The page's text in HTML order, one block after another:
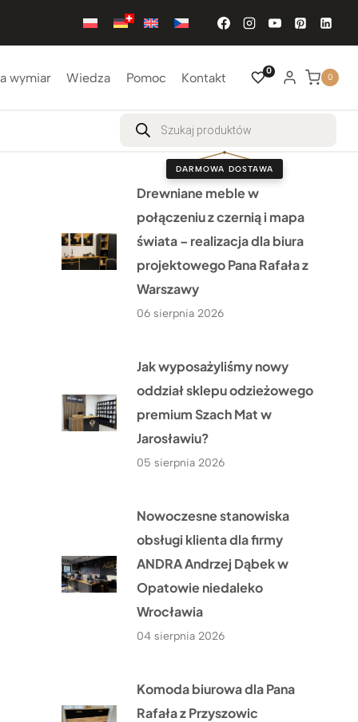
wymiar Wiedza Pomoc Kontakt 0
0
Wyszukiwarka
produktów
DARMOWA DOSTAWA
Drewniane meble w
połączeniu z czernią i mapa
świata – realizacja dla biura
projektowego Pana Rafała z
Warszawy
06 sierpnia 2026
Jak wyposażyliśmy nowy
oddział sklepu odzieżowego
premium Szach Mat w
Jarosławiu?
05 sierpnia 2026
Nowoczesne stanowiska
obsługi klienta dla firmy
ANDRA Andrzej Dąbek w
Opatowie niedaleko
Wrocławia
04 sierpnia 2026
Komoda biurowa dla Pana
Rafała z Przyszowic